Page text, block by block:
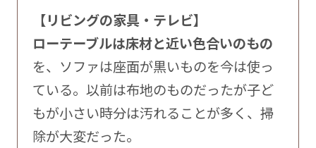
【リビングの家具・テレビ】
ローテーブルは床材と近い色合いのもの
を、ソファは座面が黒いものを今は使っ
ている。以前は布地のものだったが子ど
もが小さい時分は汚れることが多く、掃
除が大変だった。